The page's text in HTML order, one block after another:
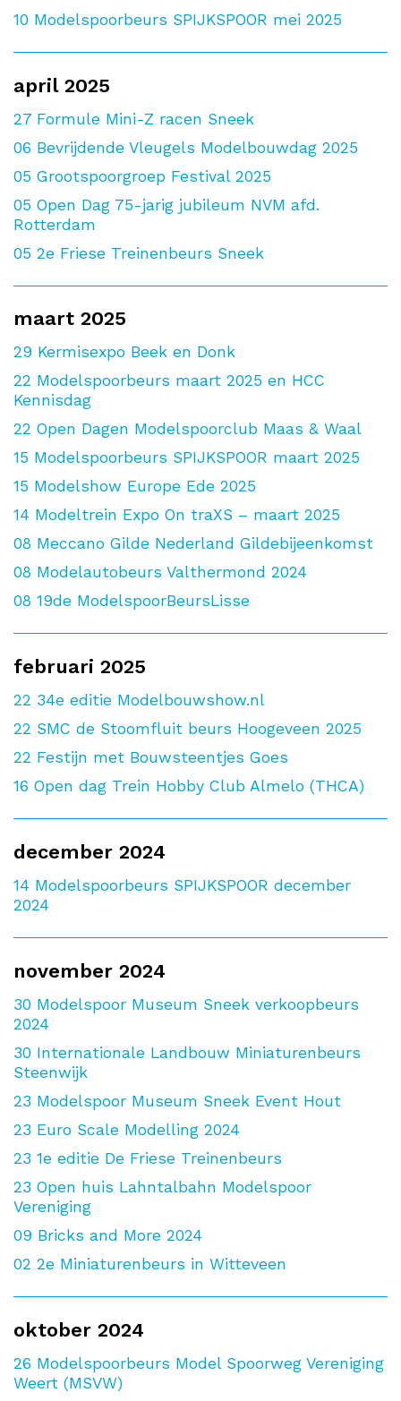
10 Modelspoorbeurs SPIJKSPOOR mei 2025
april 2025
27 Formule Mini-Z racen Sneek
06 Bevrijdende Vleugels Modelbouwdag 2025
05 Grootspoorgroep Festival 2025
05 Open Dag 75-jarig jubileum NVM afd.
Rotterdam
05 2e Friese Treinenbeurs Sneek
maart 2025
29 Kermisexpo Beek en Donk
22 Modelspoorbeurs maart 2025 en HCC
Kennisdag
22 Open Dagen Modelspoorclub Maas & Waal
15 Modelspoorbeurs SPIJKSPOOR maart 2025
15 Modelshow Europe Ede 2025
14 Modeltrein Expo On traXS – maart 2025
08 Meccano Gilde Nederland Gildebijeenkomst
08 Modelautobeurs Valthermond 2024
08 19de ModelspoorBeursLisse
februari 2025
22 34e editie Modelbouwshow.nl
22 SMC de Stoomfluit beurs Hoogeveen 2025
22 Festijn met Bouwsteentjes Goes
16 Open dag Trein Hobby Club Almelo (THCA)
december 2024
14 Modelspoorbeurs SPIJKSPOOR december
2024
november 2024
30 Modelspoor Museum Sneek verkoopbeurs
2024
30 Internationale Landbouw Miniaturenbeurs
Steenwijk
23 Modelspoor Museum Sneek Event Hout
23 Euro Scale Modelling 2024
23 1e editie De Friese Treinenbeurs
23 Open huis Lahntalbahn Modelspoor
Vereniging
09 Bricks and More 2024
02 2e Miniaturenbeurs in Witteveen
oktober 2024
26 Modelspoorbeurs Model Spoorweg Vereniging
Weert (MSVW)